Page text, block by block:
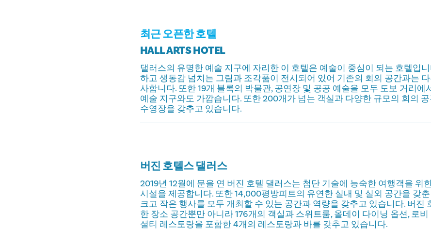
최근 오픈한 호텔
HALL ARTS HOTEL
댈러스의 유명한 예술 지구에 자리한 이 호텔은 예술이 중심이 되는 호텔입
하고 생동감 넘치는 그림과 조각품이 전시되어 있어 기존의 회의 공간과는
사합니다. 또한 19개 블록의 박물관, 공연장 및 공공 예술을 모두 도보 거리에
예술 지구와도 가깝습니다. 또한 200개가 넘는 객실과 다양한 규모의 회의
수영장을 갖추고 있습니다.
버진 호텔스 댈러스
2019년 12월에 문을 연 버진 호텔 댈러스는 첨단 기술에 능숙한 여행객을 위
시설을 제공합니다. 또한 14,000평방피트의 유연한 실내 및 실외 공간을 갖
크고 작은 행사를 모두 개최할 수 있는 공간과 역량을 갖추고 있습니다. 버진
한 장소 공간뿐만 아니라 176개의 객실과 스위트룸, 올데이 다이닝 옵션, 로비
셜티 레스토랑을 포함한 4개의 레스토랑과 바를 갖추고 있습니다.